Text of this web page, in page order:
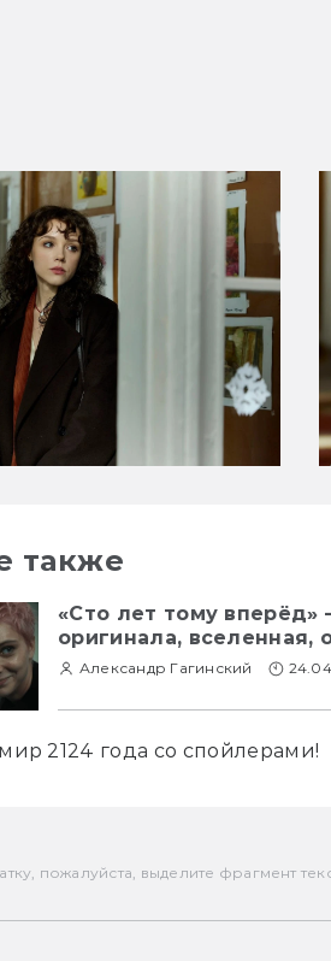
также
«Сто лет тому
оригинала, вселенная,
Александр Гагинский
2124 года со спойлерами!
пожалуйста, выделите фрагмент